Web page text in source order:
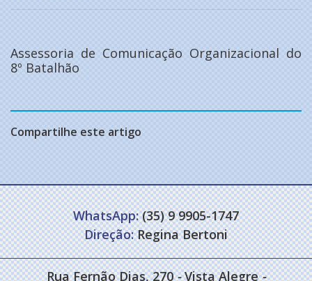
Assessoria de Comunicação Organizacional do
8º Batalhão
Compartilhe este artigo
WhatsApp:(35) 9 9905-1747
Direção:Regina Bertoni
Rua Fernão Dias, 270- Vista Alegre-